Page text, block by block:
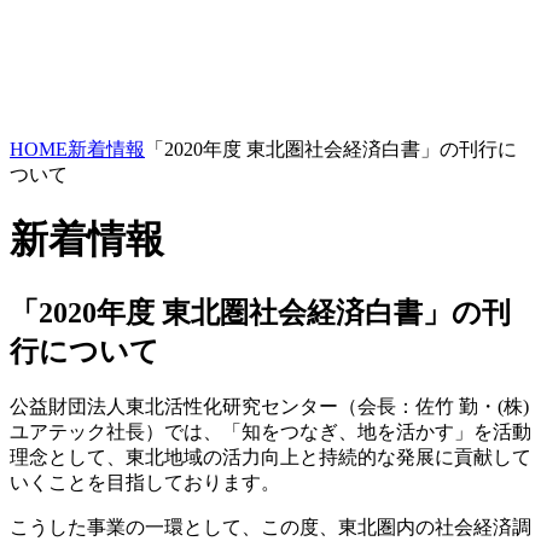
HOME新着情報
「2020年度 東北圏社会経済白書」の刊行に
ついて
新着情報
「2020年度 東北圏社会経済白書」の刊
行について
公益財団法人東北活性化研究センター（会長：佐竹 勤・(株)
ユアテック社長）では、「知をつなぎ、地を活かす」を活動
理念として、東北地域の活力向上と持続的な発展に貢献して
いくことを目指しております。
こうした事業の一環として、この度、東北圏内の社会経済調